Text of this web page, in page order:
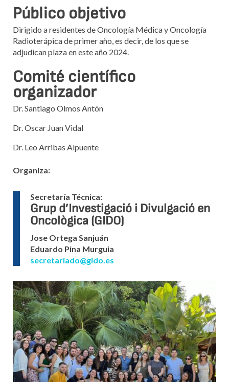
Público objetivo
Dirigido a residentes de Oncología Médica y Oncología
Radioterápica de primer año, es decir, de los que se
adjudican plaza en este año 2024.
Comité científico
organizador
Dr. Santiago Olmos Antón
Dr. Oscar Juan Vidal
Dr. Leo Arribas Alpuente
Organiza:
Secretaría Técnica:
Grup d’Investigació i Divulgació en
Oncològica (GIDO)
Jose Ortega Sanjuán
Eduardo Pina Murguia
secretariado@gido.es